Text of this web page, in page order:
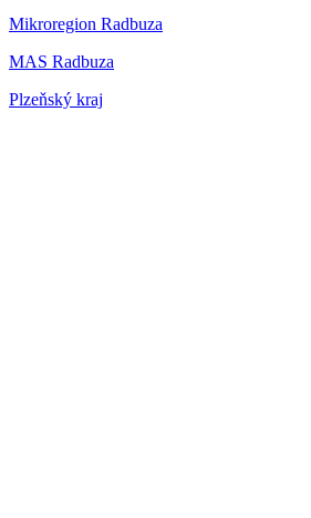
Mikroregion Radbuza
MAS Radbuza
Plzeňský kraj